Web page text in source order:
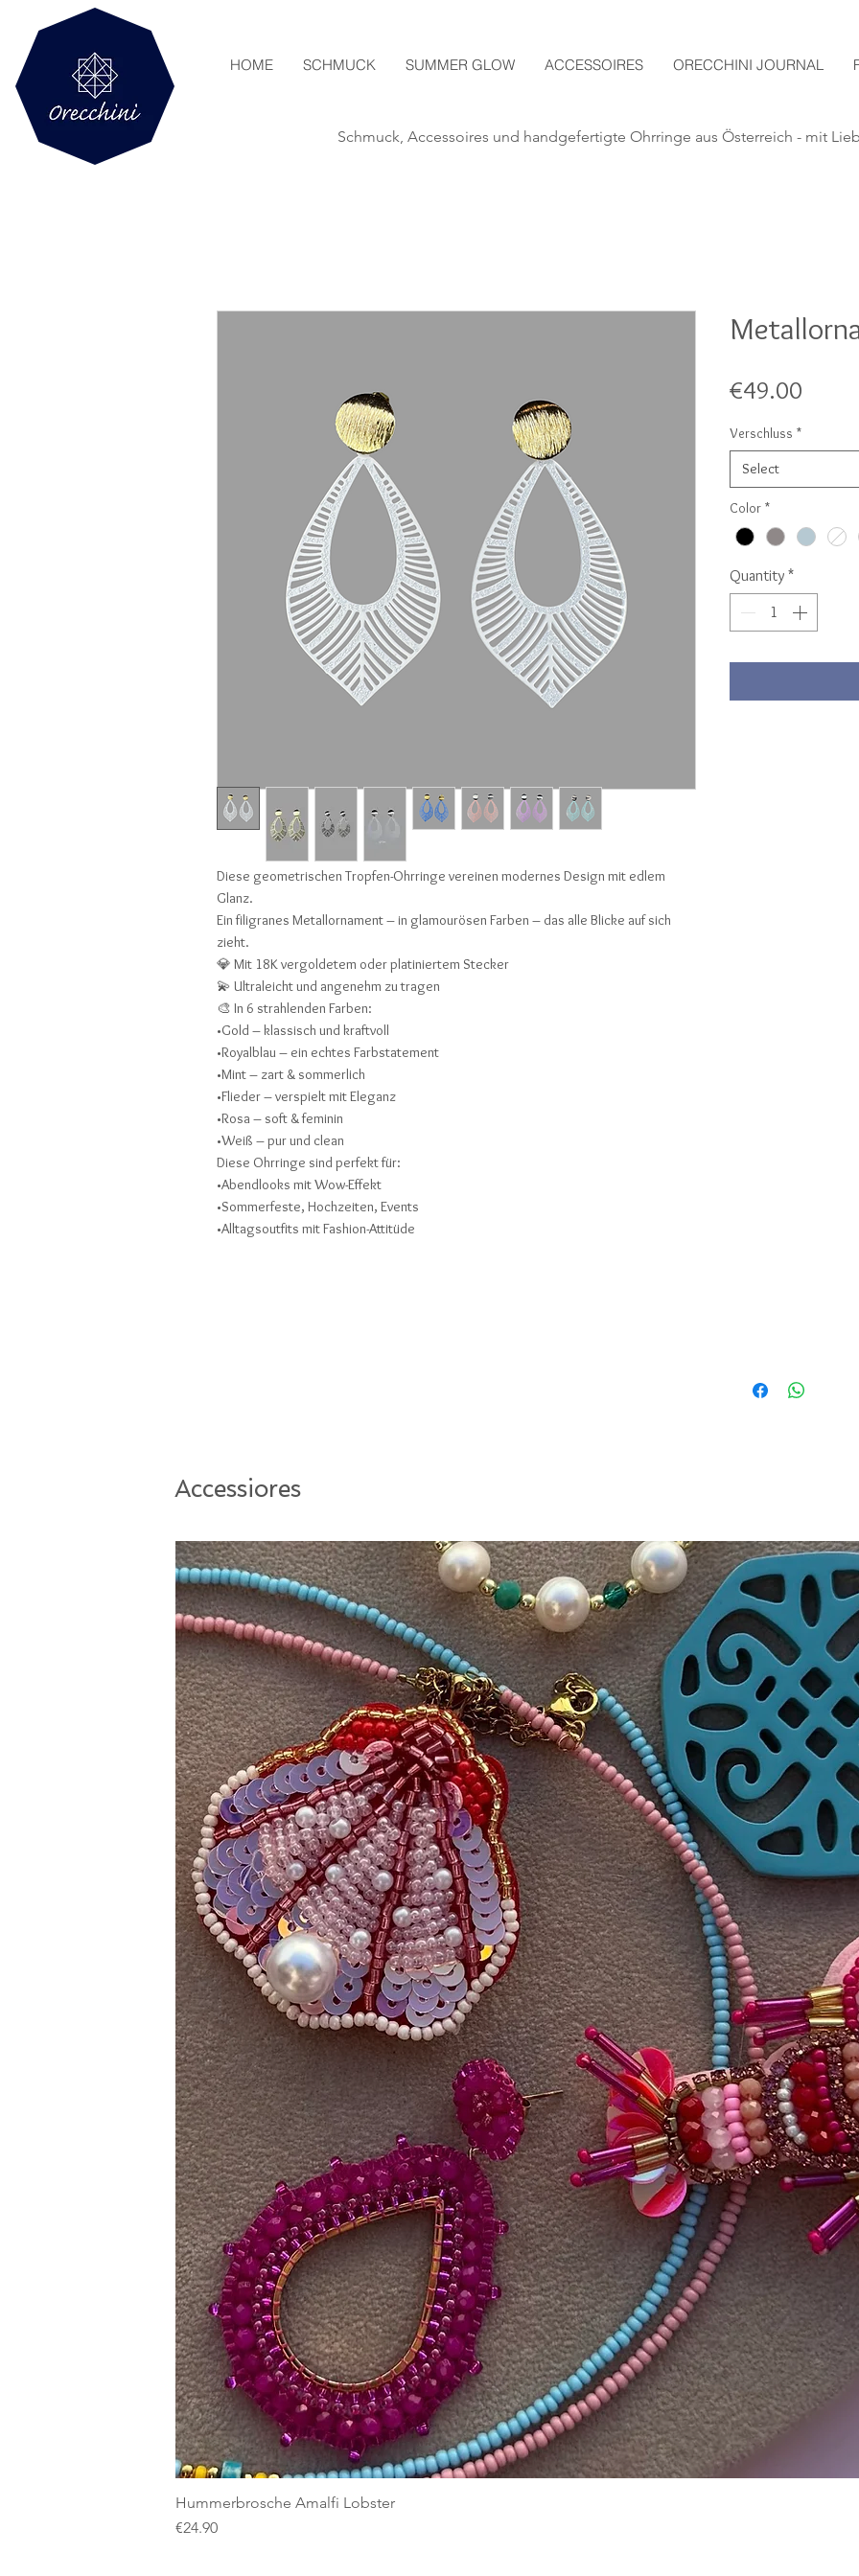
HOME SCHMUCK SUMMER GLOW ACCESSOIRES ORECCHINI JOURNAL
Schmuck, Accessoires und handgefertigte Ohrringe aus Österreich - mit
Diese geometrischen Tropfen-Ohrringe vereinen modernes Design mit edlem
Glanz.
Ein filigranes Metallornament – in glamourösen Farben – das alle Blicke auf sich
zieht.
💎 Mit 18K vergoldetem oder platiniertem Stecker
💫 Ultraleicht und angenehm zu tragen
🎨 In 6 strahlenden Farben:
•Gold – klassisch und kraftvoll
•Royalblau – ein echtes Farbstatement
•Mint – zart & sommerlich
•Flieder – verspielt mit Eleganz
•Rosa – soft & feminin
•Weiß – pur und clean
Diese Ohrringe sind perfekt für:
•Abendlooks mit Wow-Effekt
•Sommerfeste, Hochzeiten, Events
•Alltagsoutfits mit Fashion-Attitüde
€49.00
Verschluss *
Select
Color *
Quantity *
Accessiores
Hummerbrosche Amalfi Lobster
Price
€24.90